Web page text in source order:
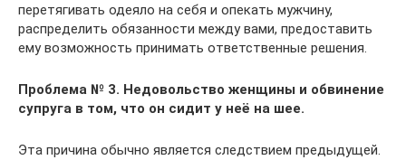
перетягивать одеяло на себя и опекать мужчину,
распределить обязанности между вами, предоставить
ему возможность принимать ответственные решения.
Проблема № 3. Недовольство женщины и обвинение
супруга в том, что он сидит у неё на шее.
Эта причина обычно является следствием предыдущей.